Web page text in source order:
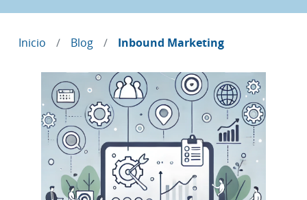
Inicio Blog Inbound Marketing